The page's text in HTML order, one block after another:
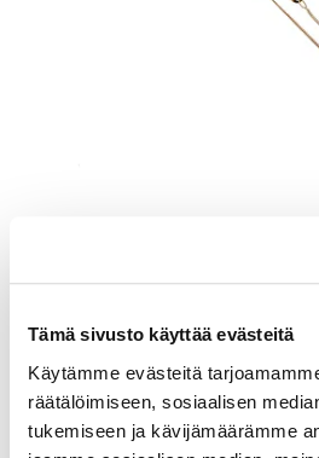
Tämä sivusto käyttää evästeitä
Käytämme evästeitä
räätälöimiseen, sosiaalisen
tukemiseen ja kävijämäärämme
Johtava huuto:-
17.8.2026 20:12:00